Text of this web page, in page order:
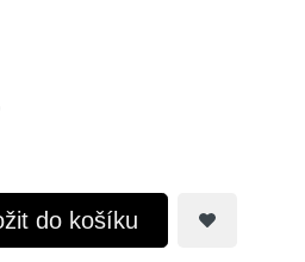
do košíku